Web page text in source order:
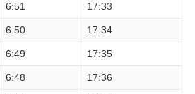
6:51 17:33
6:50 17:34
6:49 17:35
6:48 17:36